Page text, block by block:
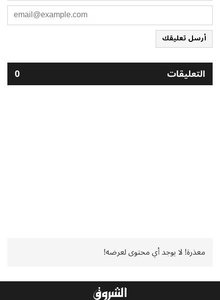
أرسل تعليقك
التعليقات 0
معذرة! لا يوجد أي محتوى لعرضه!